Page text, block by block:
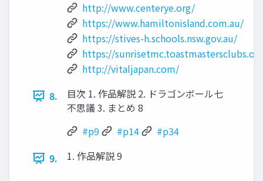
http://www.centerye.org/
https://www.hamiltonisland.com.au/
https://stives-h.schools.nsw.gov.au/
https://
http://vitaljapan.com/
8.
目次 1. 作品解説 2. ドラゴンボール七
不思議 3. まとめ 8
#p9
#p14
#p34
9.
1. 作品解説 9